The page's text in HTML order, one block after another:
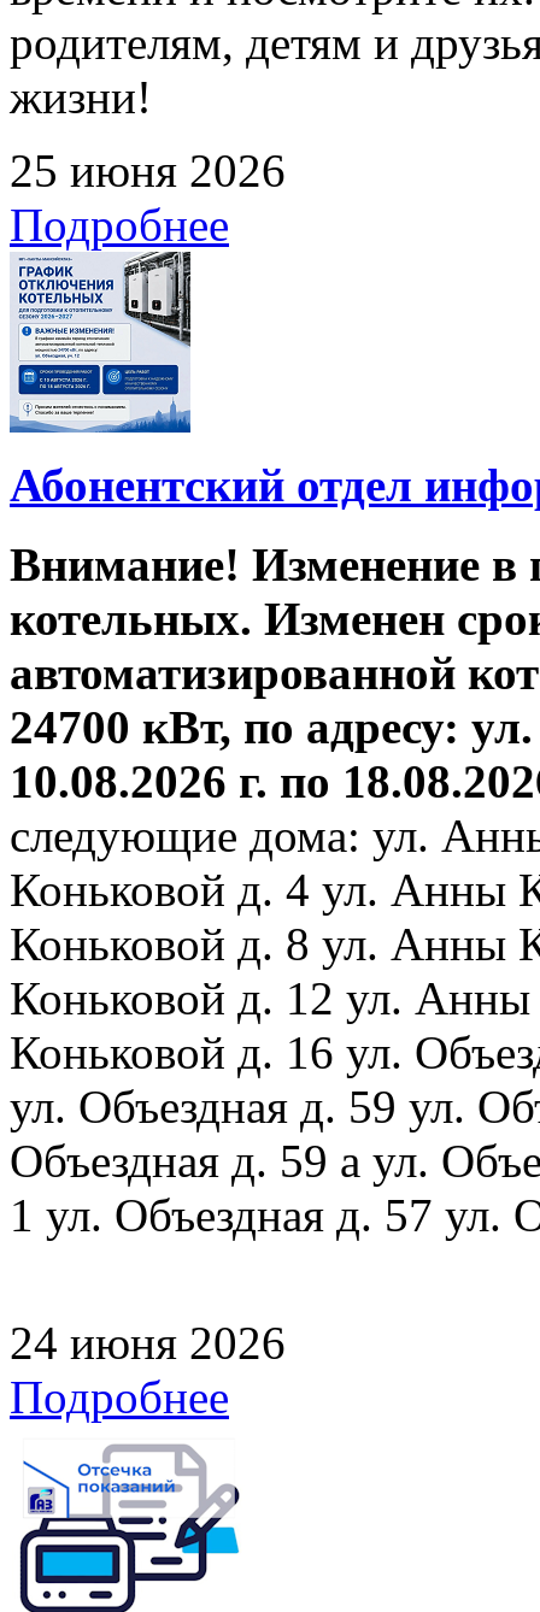
родителям, детям и
жизни!
25 июня 2026
Подробнее
Абонентский отдел
Внимание! Изменение в
котельных. Изменен
автоматизированной
24700 кВт, по адресу:
10.08.2026 г. по
следующие дома: ул.
Коньковой д. 4 ул. Анны
Коньковой д. 8 ул. Анны
Коньковой д. 12 ул.
Коньковой д. 16 ул.
ул. Объездная д. 59 ул.
Объездная д. 59 а ул.
1 ул. Объездная д. 57 ул.
24 июня 2026
Подробнее